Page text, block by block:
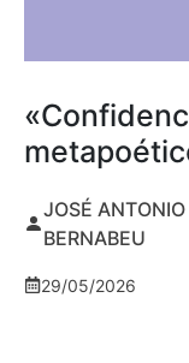
JOSÉ
BERNABEU
29/05/2026